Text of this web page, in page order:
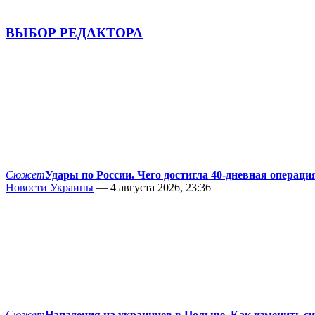
ВЫБОР РЕДАКТОРА
СюжетУдары по России. Чего достигла 40-дневная
Новости Украины — 4 августа 2026, 23:36